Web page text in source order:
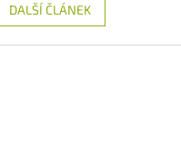
DALŠÍ ČLÁNEK